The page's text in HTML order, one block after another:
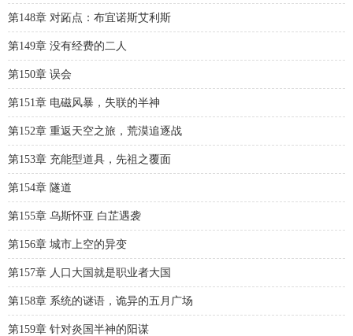
第148章 对跖点：布宜诺斯艾利斯
第149章 没有经费的二人
第150章 误会
第151章 电磁风暴，失联的半神
第152章 重返天空之旅，荒漠追逐战
第153章 充能型道具，先祖之覆面
第154章 隧道
第155章 乌斯怀亚 白芷遇袭
第156章 城市上空的异变
第157章 人口大国就是职业者大国
第158章 系统的谜语，诡异的五月广场
第159章 针对炎国半神的阳谋